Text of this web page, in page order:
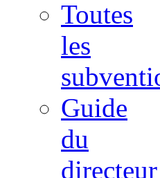
Toutes
les
Guide
du
directeur